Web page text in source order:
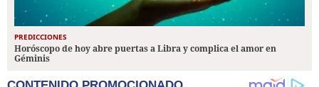
PREDICCIONES
Horóscopo de hoy abre puertas a Libra y complica el amor en
Géminis